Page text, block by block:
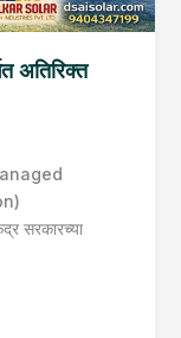
अतिरिक्त
सरकारच्या